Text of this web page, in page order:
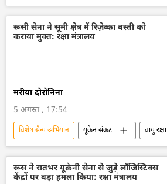
रूसी सेना
यूक्रेन
रूसी सेना ने सूमी क्षेत्र में रिज़ेव्का बस्ती को
कराया मुक्त: रक्षा मंत्रालय
मरीया दोरोनिना
5 अगस्त , 17:54
विशेष सैन्य अभियान यूक्रेन संकट
वायु रक्षा
रक्षा मंत्रालय (MoD)
राष्ट्रीय सुरक्षा
रूसी सेना
यूक्रेन यूक्रेन सशस्त्र बल
रूस ने रातभर यूक्रेनी सेना से जुड़े लॉजिस्टिक्स
केंद्रों पर बड़ा हमला किया: रक्षा मंत्रालय